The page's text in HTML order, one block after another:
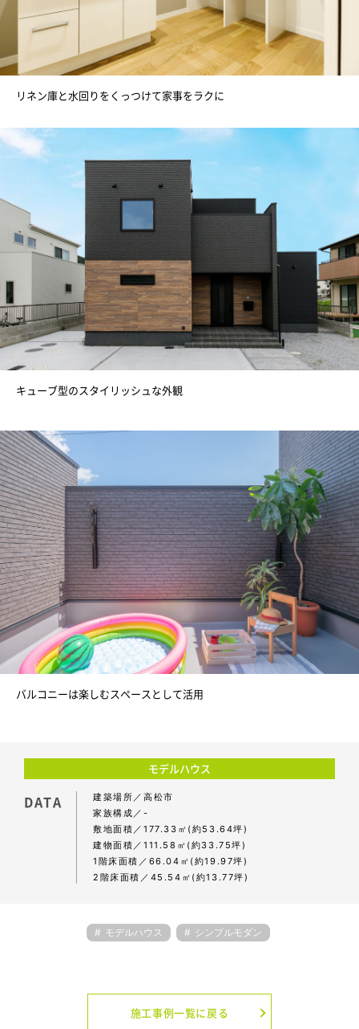
リネン庫と水回りをくっつけて家事をラクに
キューブ型のスタイリッシュな外観
バルコニーは楽しむスペースとして活用
モデルハウス
DATA 建築場所
高松市
家族構成
-
敷地面積
177.33㎡(約53.64坪)
建物面積
111.58㎡(約33.75坪)
1階床面積
66.04㎡(約19.97坪)
2階床面積
45.54㎡(約13.77坪)
モデルハウス シンプルモダン
施工事例一覧に戻る